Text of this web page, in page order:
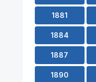
1881
1884
1887
1890